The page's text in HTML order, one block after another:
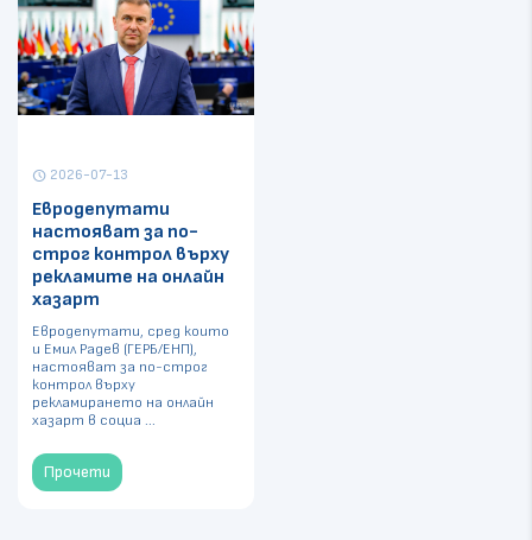
schedule 2026-07-13
Евродепутати
настояват за по-
строг контрол върху
рекламите на онлайн
хазарт
Евродепутати, сред които
и Емил Радев (ГЕРБ/ЕНП),
настояват за по-строг
контрол върху
рекламирането на онлайн
хазарт в социа ...
Прочети